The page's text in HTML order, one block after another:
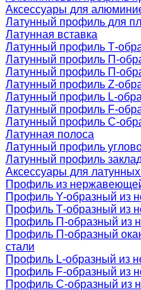
Аксессуары для
Латунный профиль для
Латунная вставка
Латунный профиль Т-
Латунный профиль П-
Латунный профиль П-
Латунный профиль Z-
Латунный профиль L-
Латунный профиль F-
Латунный профиль C-
Латунная полоса
Латунный профиль
Латунный профиль
Аксессуары для
Профиль из
Профиль Y-образный из
Профиль Т-образный из
Профиль П-образный из
Профиль П-образный
стали
Профиль L-образный из
Профиль F-образный из
Профиль C-образный из